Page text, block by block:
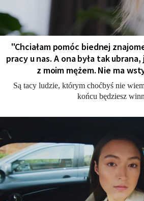
"Chciałam pomóc biednej
pracy u nas. A ona była tak
z moim mężem. Nie ma
Są tacy ludzie, którym choćbyś nie
końcu będziesz